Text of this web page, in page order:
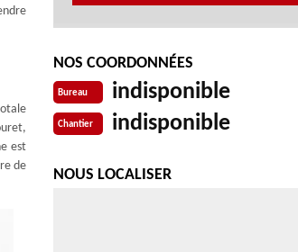
est
de
NOS COORDONNÉES
Bureau indisponible
Chantier indisponible
NOUS LOCALISER